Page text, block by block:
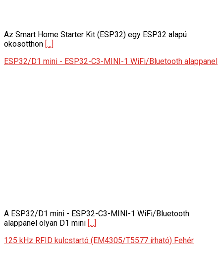
Az Smart Home Starter Kit (ESP32) egy ESP32 alapú
okosotthon [...]
ESP32/D1 mini - ESP32-C3-MINI-1 WiFi/Bluetooth alappanel
A ESP32/D1 mini - ESP32-C3-MINI-1 WiFi/Bluetooth
alappanel olyan D1 mini [...]
125 kHz RFID kulcstartó (EM4305/T5577 írható) Fehér